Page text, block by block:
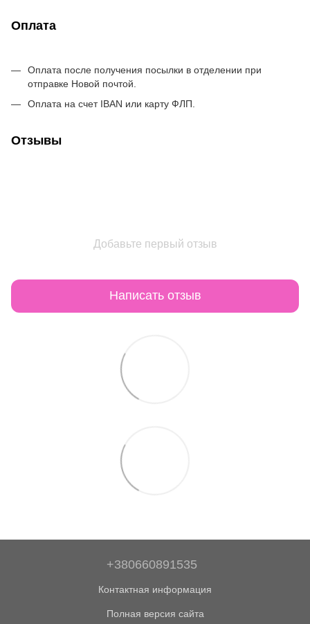
Оплата
Оплата после получения посылки в отделении при
отправке Новой почтой.
Оплата на счет IBAN или карту ФЛП.
Отзывы
Добавьте первый отзыв
Написать отзыв
+380660891535
Контактная информация
Полная версия сайта